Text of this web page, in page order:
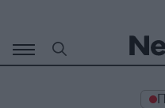
περιεχόμενο